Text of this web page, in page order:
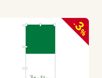
-
3
%